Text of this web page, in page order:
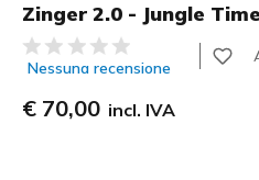
Zinger 2.0 - Jungle Time
Valutazione cliente 3,4 su 5
Nessuna recensione
€ 70,00 incl. IVA